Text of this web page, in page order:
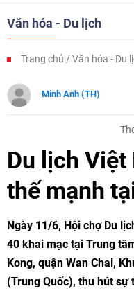
Văn hóa - Du lịch
Trang chủ Văn hóa - Du
Minh Anh (TH)
Du lịch Việt
thế mạnh
Ngày 11/6, Hội chợ Du
40 khai mạc tại Trung
Kong, quận Wan Chai,
(Trung Quốc), thu hút sự